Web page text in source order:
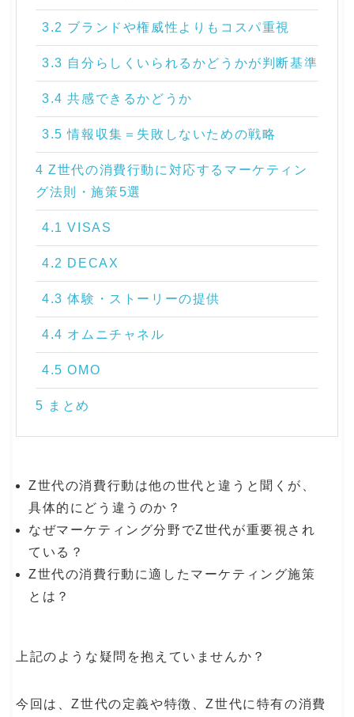
3.2 ブランドや権威性よりもコスパ重視
3.3 自分らしくいられるかどうかが判断基準
3.4 共感できるかどうか
3.5 情報収集＝失敗しないための戦略
4 Z世代の消費行動に対応するマーケティン
グ法則・施策5選
4.1 VISAS
4.2 DECAX
4.3 体験・ストーリーの提供
4.4 オムニチャネル
4.5 OMO
5 まとめ
Z世代の消費行動は他の世代と違うと聞くが、
具体的にどう違うのか？
なぜマーケティング分野でZ世代が重要視され
ている？
Z世代の消費行動に適したマーケティング施策
とは？
上記のような疑問を抱えていませんか？
今回は、Z世代の定義や特徴、Z世代に特有の消費